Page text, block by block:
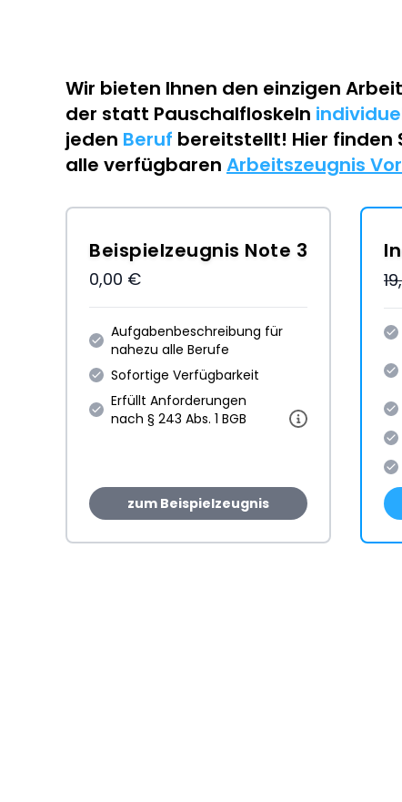
Wir bieten Ihnen den einzigen
der statt Pauschalfloskeln
jeden Beruf bereitstellt! Hier finden
alle verfügbaren Arbeitszeugnis
Beispielzeugnis Note 3
0,00 €
Aufgabenbeschreibung für
nahezu alle Berufe
Sofortige Verfügbarkeit
Erfüllt Anforderungen
nach § 243 Abs. 1 BGB
zum Beispielzeugnis